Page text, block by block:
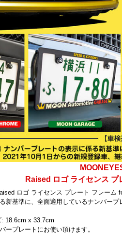
Raised ロゴ ライセンス
ロゴ ライセンス プレート フレー
新基準に、全面適用しているナンバープ
18.6cm x 33.7cm
ープレートにお使い頂けます。